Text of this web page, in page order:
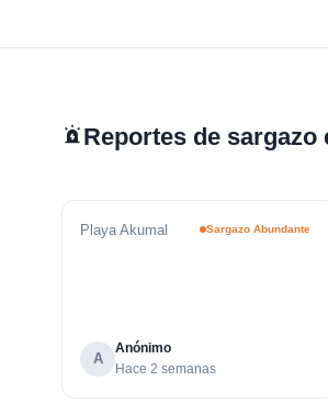
Reportes de sargazo
Playa Akumal Sargazo Abundante
A
Anónimo
Hace 2 semanas